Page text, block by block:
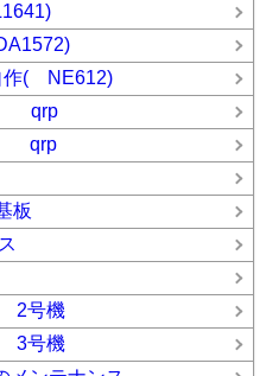
作( NE612)
qrp
qrp
板
2号機
3号機